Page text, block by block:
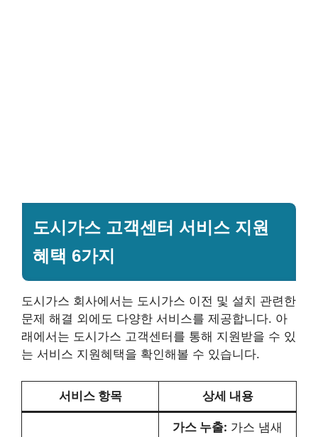
도시가스 고객센터 서비스 지원
혜택 6가지
도시가스 회사에서는 도시가스 이전 및 설치 관련한
문제 해결 외에도 다양한 서비스를 제공합니다. 아
래에서는 도시가스 고객센터를 통해 지원받을 수 있
는 서비스 지원혜택을 확인해볼 수 있습니다.
서비스 항목 상세 내용
가스 누출: 가스 냄새